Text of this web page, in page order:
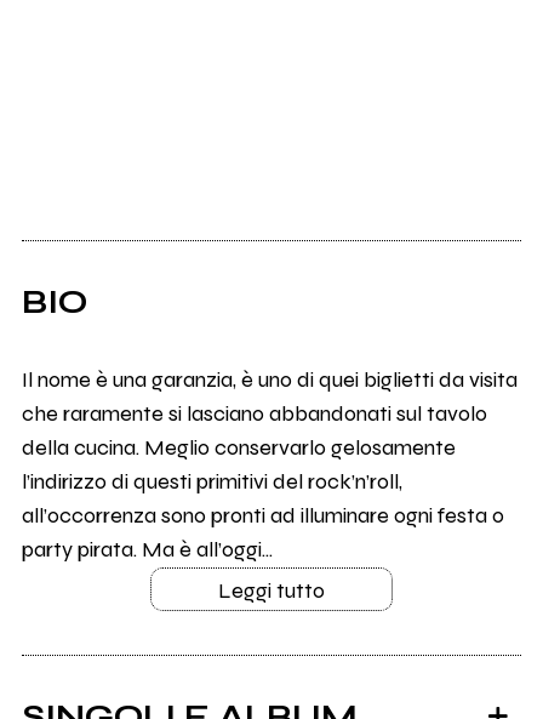
BIO
Il nome è una garanzia, è uno di quei biglietti da visita
che raramente si lasciano abbandonati sul tavolo
della cucina. Meglio conservarlo gelosamente
l’indirizzo di questi primitivi del rock’n’roll,
all’occorrenza sono pronti ad illuminare ogni festa o
party pirata. Ma è all’oggi...
Leggi tutto